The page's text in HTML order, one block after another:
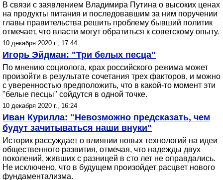
В связи с заявлением Владимира Путина о высоких ценах
на продукты питания и последовавшим за ним поручении
главы правительства решить проблему бывший политик
отмечает, что власти могут обратиться к советскому опыту.
10 декабря 2020 г., 17:44
Игорь Эйдман: "Три белых песца"
По мнению социолога, крах российского режима может
произойти в результате сочетания трех факторов, и можно
с уверенностью предположить, что в какой-то момент эти
"белые песцы" сойдутся в одной точке.
10 декабря 2020 г., 16:24
Иван Курилла: "Невозможно предсказать, чем
будут зачитываться наши внуки"
Историк рассуждает о влиянии новых технологий на идеи
общественного развития, отмечая, что надежды двух
поколений, живших с разницей в сто лет не оправдались.
Не исключено, что в будущем произойдет расцвет нового
фундаментализма.